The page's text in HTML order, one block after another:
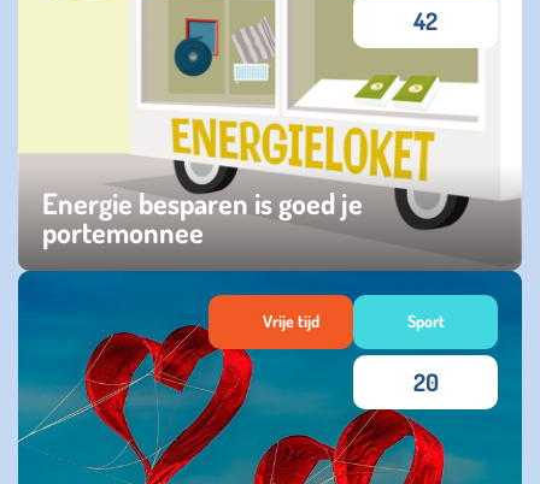
Energie besparen is goed je
portemonnee
maandag 31 oktober 2022
42
Vrije tijd Sport
20